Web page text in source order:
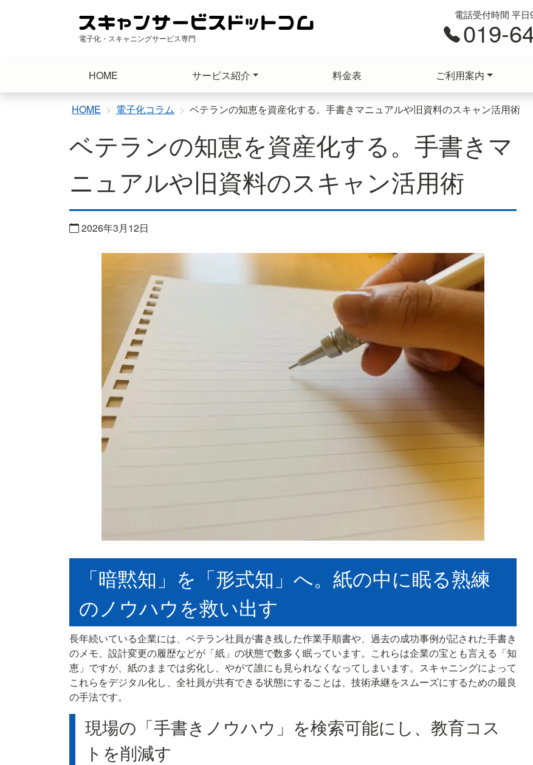
ス
電子化・スキャニングサービス専門
HOME サービス紹介 料金表 ご利用案内
電話受付時間 平
019-
HOME 電子化コラム ベテランの知恵を資産化する。手書きマニュアルや旧資料のスキャン活用術
ベテランの知恵を資産化する。手書きマ
ニュアルや旧資料のスキャン活用術
2026年3月12日
「暗黙知」を「形式知」へ。紙の中に眠る熟練
のノウハウを救い出す
長年続いている企業には、ベテラン社員が書き残した作業手順書や、過去の成功事例が記された手書き
のメモ、設計変更の履歴などが「紙」の状態で数多く眠っています。これらは企業の宝とも言える「知
恵」ですが、紙のままでは劣化し、やがて誰にも見られなくなってしまいます。スキャニングによって
これらをデジタル化し、全社員が共有できる状態にすることは、技術承継をスムーズにするための最良
の手法です。
現場の「手書きノウハウ」を検索可能にし、教育コス
トを削減す